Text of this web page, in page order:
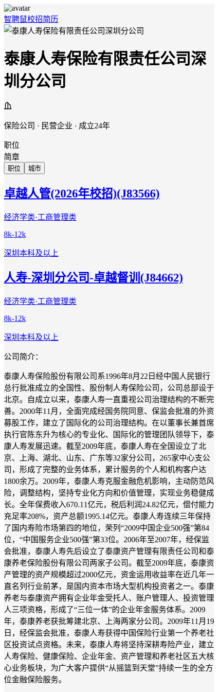
智聘鼠校招简历
泰康人寿保险有限责任公司深
圳分公司
保险公司 · 民营企业 · 成立24年
职位
简章
职位 城市
卓越人管(2026年校招)(J83566)
经济学类·工商管理类
8k-12k
深圳 本科及以上
人寿-深圳分公司-卓越督训(J84662)
经济学类·工商管理类
8k-12k
深圳 本科及以上
公司简介：
泰康人寿保险股份有限公司系1996年8月22日经中国人民银行
总行批准成立的全国性、股份制人寿保险公司，公司总部设于
北京。自成立以来，泰康人寿一直重视公司治理结构的不断完
善。2000年11月，全面完成经国务院同意、保监会批准的外资
募股工作，建立了国际化的公司治理结构。在以董事长兼首席
执行官陈东升为核心的专业化、国际化的管理团队领导下，泰
康人寿发展迅速。截至2009年底，泰康人寿在全国设立了北
京、上海、湖北、山东、广东等32家分公司，265家中心支公
司，形成了完整的业务体系，累计服务的个人和机构客户达
1800余万。2009年，泰康人寿克服金融危机影响，主动防范风
险，调整结构，坚持专业化方向和价值管理，实现业务稳健成
长。全年保费收入670.11亿元，税后利润24.82亿元，偿付能力
充足率208%，资产总额1995.14亿元。泰康人寿连续三年保持
了国内寿险市场第四的地位，荣列“2009中国企业500强”第84
位，“中国服务企业500强”第33位。2006年至2007年，经保监
会批准，泰康人寿先后设立了泰康资产管理有限责任公司和泰
康养老保险股份有限公司两家子公司。截至2009年底，泰康资
产管理的资产规模超过2000亿元，资金运用收益率在近几年一
直名列行业前茅，是国内资本市场大型机构投资者之一。泰康
养老与泰康资产拥有企业年金受托人、账户管理人、投资管理
人三项资格，形成了“三位一体”的企业年金服务体系。2009
年，泰康养老获批筹建北京、上海两家分公司。2009年11月19
日，经保监会批准，泰康人寿获得中国保险行业第一个养老社
区投资试点资格。未来，泰康人寿将坚持深耕寿险产业，建立
人寿保险、健康保险、企业年金、资产管理和养老社区五大核
心业务板块，为广大客户提供“从摇篮到天堂”持续一生的全方
位金融保险服务。